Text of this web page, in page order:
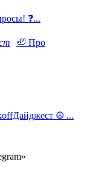
❓...
🦥 Про
☮️ ...